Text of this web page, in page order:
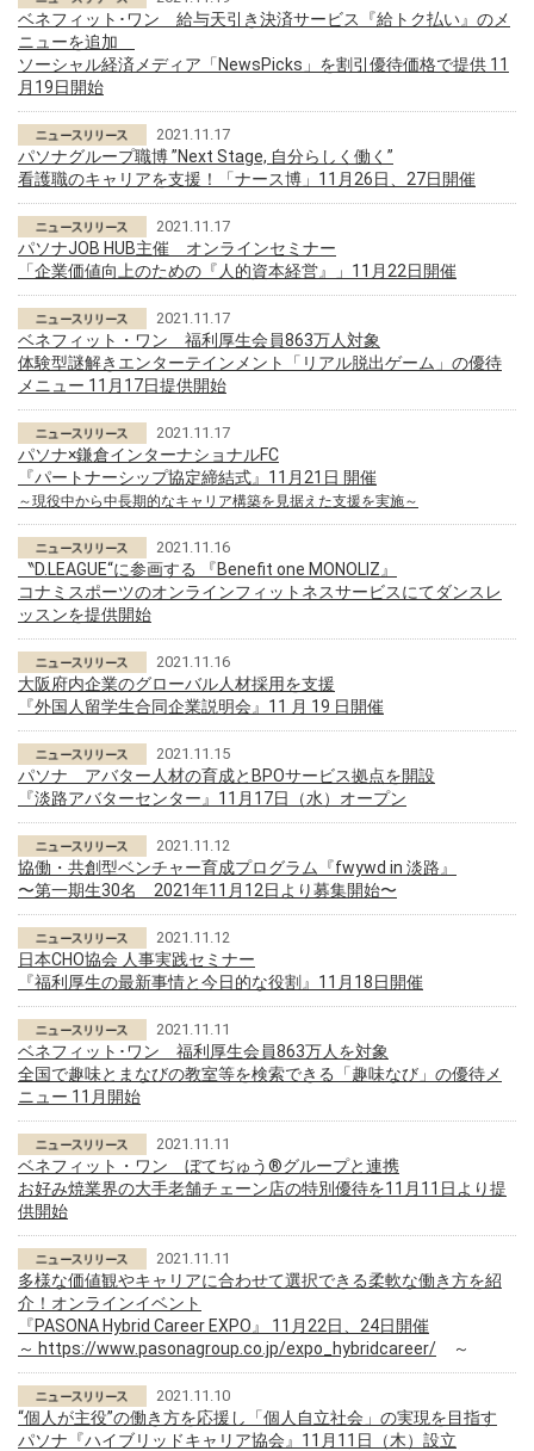
ベネフィット･ワン 給与天引き決済サービス『給トク払い』のメ
ニューを追加
ソーシャル経済メディア「NewsPicks」を割引優待価格で提供 11
月19日開始
2021.11.17
パソナグループ職博 ”Next Stage, 自分らしく働く”
看護職のキャリアを支援！「ナース博」11月26日、27日開催
2021.11.17
パソナJOB HUB主催 オンラインセミナー
「企業価値向上のための『人的資本経営』」11月22日開催
2021.11.17
ベネフィット・ワン 福利厚生会員863万人対象
体験型謎解きエンターテインメント「リアル脱出ゲーム」の優待
メニュー 11月17日提供開始
2021.11.17
パソナ×鎌倉インターナショナルFC
『パートナーシップ協定締結式』11月21日 開催
～現役中から中長期的なキャリア構築を見据えた支援を実施～
2021.11.16
〝D.LEAGUE“に参画する 『Benefit one MONOLIZ』
コナミスポーツのオンラインフィットネスサービスにてダンスレ
ッスンを提供開始
2021.11.16
大阪府内企業のグローバル人材採用を支援
『外国人留学生合同企業説明会』11 月 19 日開催
2021.11.15
パソナ アバター人材の育成とBPOサービス拠点を開設
『淡路アバターセンター』11月17日（水）オープン
2021.11.12
協働・共創型ベンチャー育成プログラム『fwywd in 淡路』
〜第一期生30名 2021年11月12日より募集開始〜
2021.11.12
日本CHO協会 人事実践セミナー
『福利厚生の最新事情と今日的な役割』11月18日開催
2021.11.11
ベネフィット･ワン 福利厚生会員863万人を対象
全国で趣味とまなびの教室等を検索できる「趣味なび」の優待メ
ニュー 11月開始
2021.11.11
ベネフィット・ワン ぼてぢゅう®グループと連携
お好み焼業界の大手老舗チェーン店の特別優待を11月11日より提
供開始
2021.11.11
多様な価値観やキャリアに合わせて選択できる柔軟な働き方を紹
介！オンラインイベント
『PASONA Hybrid Career EXPO』 11月22日、24日開催
～ https://www.pasonagroup.co.jp/expo_hybridcareer/ ～
2021.11.10
“個人が主役”の働き方を応援し「個人自立社会」の実現を目指す
パソナ『ハイブリッドキャリア協会』11月11日（木）設立